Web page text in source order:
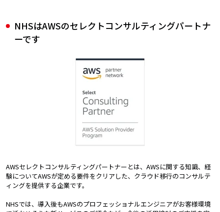
NHSはAWSのセレクトコンサルティングパートナ
ーです
AWSセレクトコンサルティングパートナーとは、AWSに関する知識、経
験についてAWSが定める要件をクリアした、クラウド移行のコンサルテ
ィングを提供する企業です。
NHSでは、導入後もAWSのプロフェッショナルエンジニアがお客様環境